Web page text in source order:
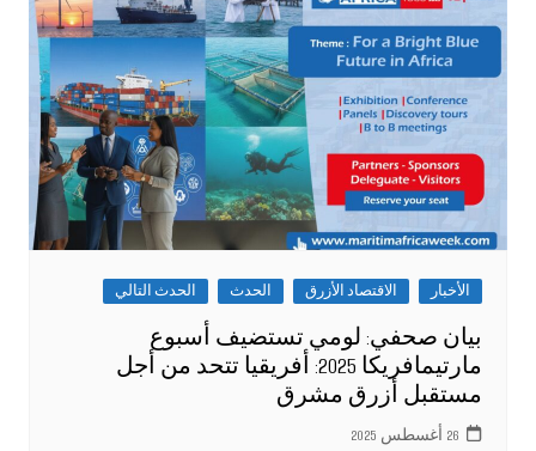
الأخبار الاقتصاد الأزرق الحدث الحدث التالي
بيان صحفي: لومي تستضيف أسبوع
مارتيمافريكا 2025: أفريقيا تتحد من أجل
مستقبل أزرق مشرق
26 أغسطس 2025